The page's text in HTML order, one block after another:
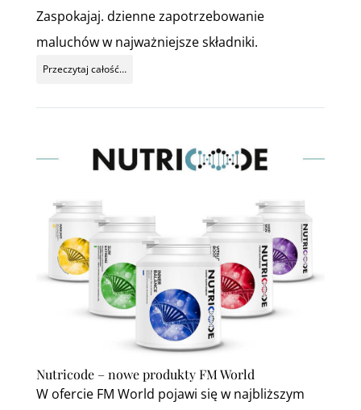
Zaspokajaj. dzienne zapotrzebowanie
maluchów w najważniejsze składniki.
Przeczytaj całość…
Nutricode – nowe produkty FM World
W ofercie FM World pojawi się w najbliższym